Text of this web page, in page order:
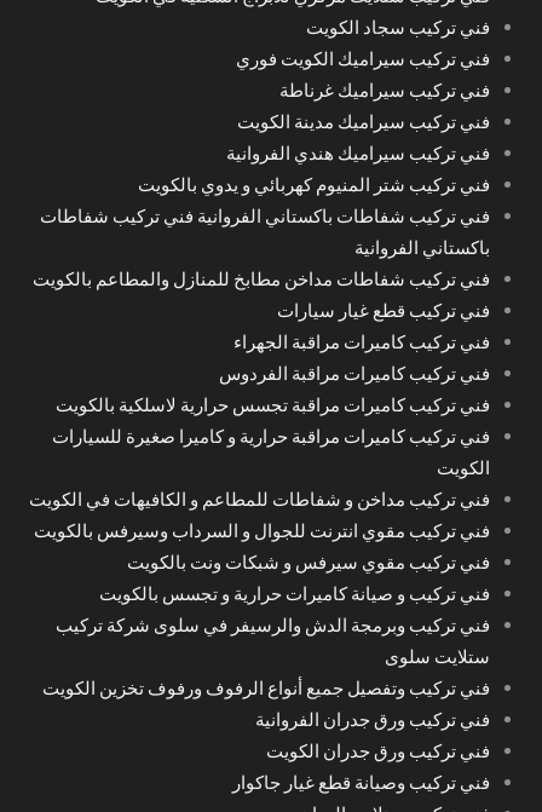
فني تركيب سجاد الكويت
فني تركيب سيراميك الكويت فوري
فني تركيب سيراميك غرناطة
فني تركيب سيراميك مدينة الكويت
فني تركيب سيراميك هندي الفروانية
فني تركيب شتر المنيوم كهربائي و يدوي بالكويت
فني تركيب شفاطات باكستاني الفروانية فني تركيب شفاطات
باكستاني الفروانية
فني تركيب شفاطات مداخن مطابخ للمنازل والمطاعم بالكويت
فني تركيب قطع غيار سيارات
فني تركيب كاميرات مراقبة الجهراء
فني تركيب كاميرات مراقبة الفردوس
فني تركيب كاميرات مراقبة تجسس حرارية لاسلكية بالكويت
فني تركيب كاميرات مراقبة حرارية و كاميرا صغيرة للسيارات
الكويت
فني تركيب مداخن و شفاطات للمطاعم و الكافيهات في الكويت
فني تركيب مقوي انترنت للجوال و السرداب وسيرفس بالكويت
فني تركيب مقوي سيرفس و شبكات ونت بالكويت
فني تركيب و صيانة كاميرات حرارية و تجسس بالكويت
فني تركيب وبرمجة الدش والرسيفر في سلوى شركة تركيب
ستلايت سلوى
فني تركيب وتفصيل جميع أنواع الرفوف ورفوف تخزين الكويت
فني تركيب ورق جدران الفروانية
فني تركيب ورق جدران الكويت
فني تركيب وصيانة قطع غيار جاكوار